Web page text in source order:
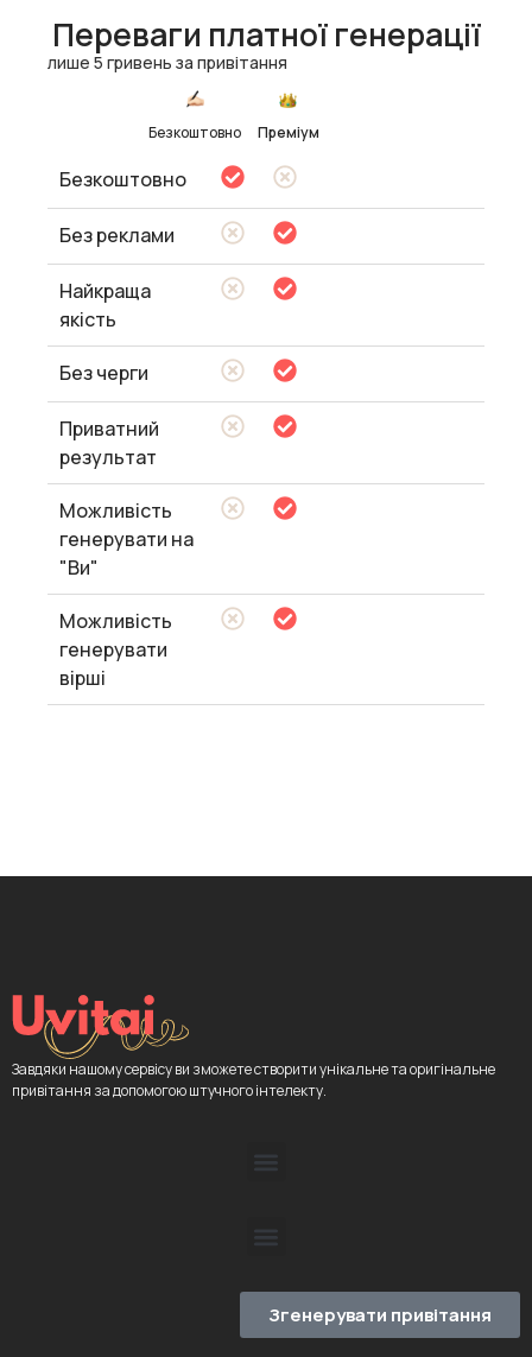
Переваги платної генерації
лише 5 гривень за привітання
Безкоштовно Преміум
Безкоштовно
Без реклами
Найкраща
якість
Без черги
Приватний
результат
Можливість
генерувати на
"Ви"
Можливість
генерувати
вірші
Завдяки нашому сервісу ви зможете створити унікальне та оригінальне
привітання за допомогою штучного інтелекту.
Згенерувати привітання